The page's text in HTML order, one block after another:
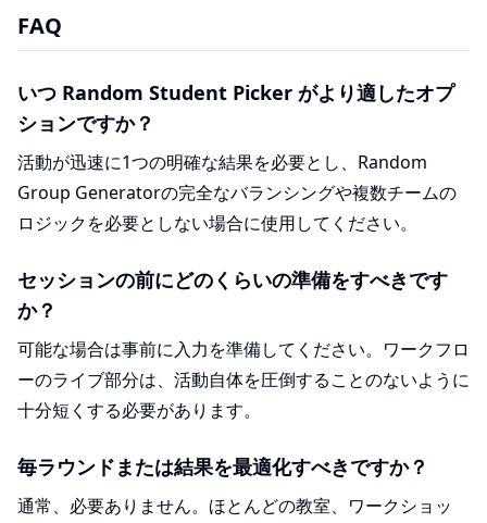
FAQ
いつ Random Student Picker がより適したオプ
ションですか？
活動が迅速に1つの明確な結果を必要とし、Random
Group Generatorの完全なバランシングや複数チームの
ロジックを必要としない場合に使用してください。
セッションの前にどのくらいの準備をすべきです
か？
可能な場合は事前に入力を準備してください。ワークフロ
ーのライブ部分は、活動自体を圧倒することのないように
十分短くする必要があります。
毎ラウンドまたは結果を最適化すべきですか？
通常、必要ありません。ほとんどの教室、ワークショッ